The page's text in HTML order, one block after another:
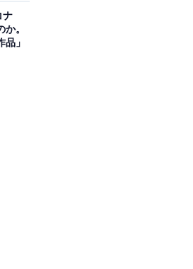
ラクタービジュアルが描かれた
版公開記念 凪＆玲王ver.」と
の2パターン。「○○のマーチ」の
1セットになっており、それぞ
ルBOXに格納されています。
ナ
。
」